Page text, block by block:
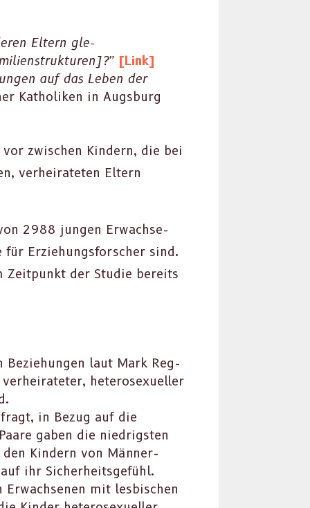
Eltern gle­
[Link]
auf das Leben der
Katho­liken in Augs­burg
zwis­chen Kindern, die bei
ver­heirateten Eltern
2988 jun­gen Erwach­se­
Erziehungs­forsch­er sind.
Zeit­punkt der Studie bere­its
Beziehun­gen laut Mark Reg­
het­ero­sex­ueller
in Bezug auf die
gaben die niedrig­sten
Kindern von Män­ner­
ihr Sicher­heits­ge­fühl.
mit les­bis­chen